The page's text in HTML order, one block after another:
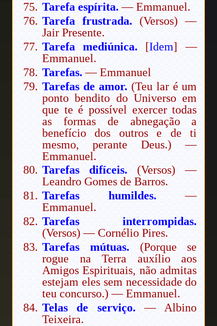
Tarefa espírita. — Emmanuel.
Tarefa frustrada. (Versos) —
Jair Presente.
Tarefa mediúnica. [Idem] —
Emmanuel.
Tarefas. — Emmanuel
Tarefas de amor. (Teu lar é um
ponto bendito do Universo em
que te é possível exercer todas
as formas de abnegação a
benefício dos outros e de ti
mesmo, perante Deus.) —
Emmanuel.
Tarefas difíceis. (Versos) —
Leandro Gomes de Barros.
Tarefas humildes. —
Emmanuel.
Tarefas interrompidas.
(Versos) — Cornélio Pires.
Tarefas mútuas. (Porque se
rogue na Terra auxílio aos
Amigos Espirituais, não admitas
estejam eles sem necessidade do
teu concurso.) — Emmanuel.
Telas de serviço. — Albino
Teixeira.